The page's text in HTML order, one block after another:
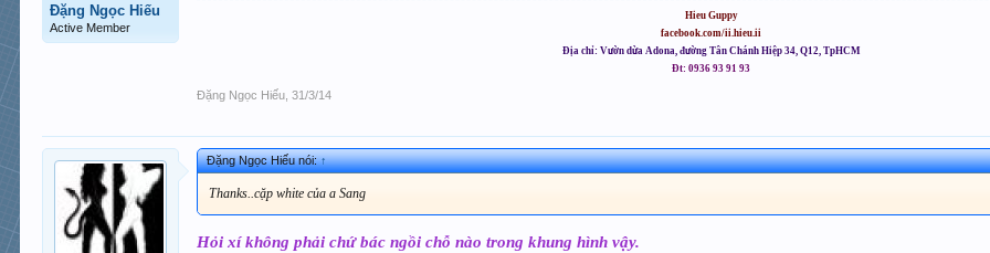
Đặng Ngọc Hiếu
Active Member
Hieu Guppy
facebook.com/ii.hieu.ii
Địa chỉ: Vườn dừa Adona, đường Tân Chánh Hiệp 34, Q12, TpHCM
Đt: 0936 93 91 93
Đặng Ngọc Hiếu 31/3/14
Đặng Ngọc Hiếu nói:↑
Thanks..cặp white của a Sang
Hỏi xí không phải chứ bác ngồi chỗ nào trong khung hình vậy.